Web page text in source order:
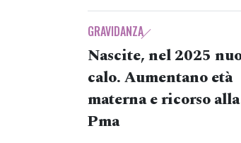
GRAVIDANZA
Nascite, nel 2025
calo. Aumentano età
materna e ricorso alla
Pma